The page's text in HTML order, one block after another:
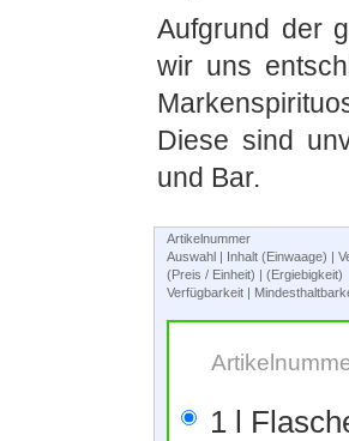
Aufgrund der
wir uns
Diese sind
und Bar.
Artikelnummer
Auswahl | Inhalt (Einwaage) |
(Preis / Einheit) | (Ergiebigkeit)
Verfügbarkeit |
1 l